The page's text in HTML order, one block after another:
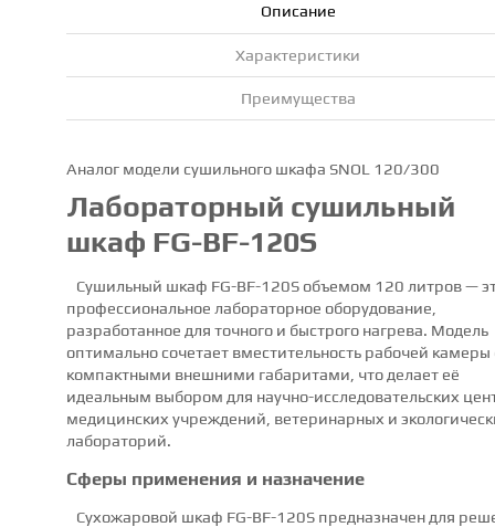
Описание
Характеристики
Преимущества
Аналог модели сушильного шкафа SNOL 120/300
Лабораторный сушильный
шкаф FG-BF-120S
Сушильный шкаф FG-BF-120S объемом 120 литров —
профессиональное лабораторное оборудование,
разработанное для точного и быстрого нагрева. Модель
оптимально сочетает вместительность рабочей камеры
компактными внешними габаритами, что делает её
идеальным выбором для научно-исследовательских
медицинских учреждений, ветеринарных и
лабораторий.
Сферы применения и назначение
Сухожаровой шкаф FG-BF-120S предназначен для